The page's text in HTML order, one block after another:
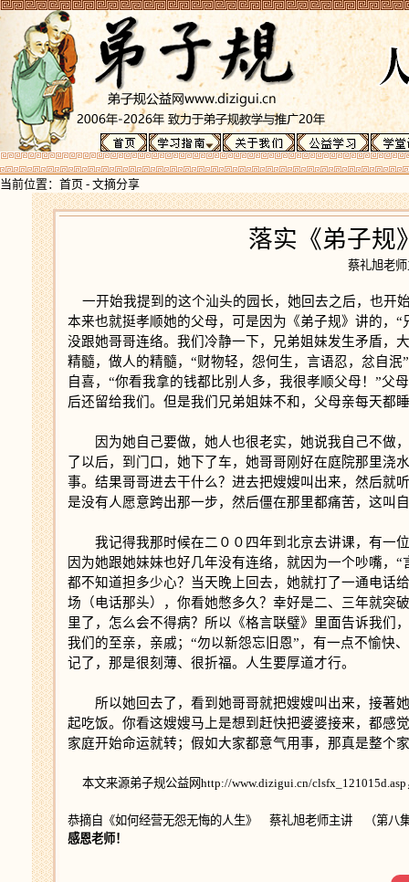
当前位置： 首页 - 文摘分享
落实《弟子规
蔡礼旭老
一开始我提到的这个汕头的园长，她回去之后，也开
本来也就挺孝顺她的父母，可是因为《弟子规》讲的，
没跟她哥哥连络。我们冷静一下，兄弟姐妹发生矛盾，
精髓，做人的精髓，“财物轻，怨何生，言语忍，忿自
自喜，“你看我拿的钱都比别人多，我很孝顺父母！”父
后还留给我们。但是我们兄弟姐妹不和，父母亲每天都
因为她自己要做，她人也很老实，她说我自己不做，
了以后，到门口，她下了车，她哥哥刚好在庭院那里
事。结果哥哥进去干什么？进去把嫂嫂叫出来，然后就
是没有人愿意跨出那一步，然后僵在那里都痛苦，这叫
我记得我那时候在二００四年到北京去讲课，有一位
因为她跟她妹妹也好几年没有连络，就因为一个吵嘴，
都不知道担多少心？当天晚上回去，她就打了一通电话
场（电话那头），你看她憋多久？幸好是二、三年就突
里了，怎么会不得病？所以《格言联璧》里面告诉我们
我们的至亲，亲戚；“勿以新怨忘旧恩”，有一点不愉快
记了，那是很刻薄、很折福。人生要厚道才行。
所以她回去了，看到她哥哥就把嫂嫂叫出来，接著她
起吃饭。你看这嫂嫂马上是想到赶快把婆婆接来，都感
家庭开始命运就转；假如大家都意气用事，那真是整个
本文来源弟子规公益网http://www.dizigui.cn/
恭摘自《如何经营无怨无悔的人生》 蔡礼旭老师主讲 （
感恩老师！